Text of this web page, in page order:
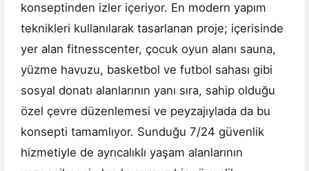
konseptinden izler içeriyor. En modern yapım
teknikleri kullanılarak tasarlanan proje; içerisinde
yer alan fitnesscenter, çocuk oyun alanı sauna,
yüzme havuzu, basketbol ve futbol sahası gibi
sosyal donatı alanlarının yanı sıra, sahip olduğu
özel çevre düzenlemesi ve peyzajıylada da bu
konsepti tamamlıyor. Sunduğu 7/24 güvenlik
hizmetiyle de ayrıcalıklı yaşam alanlarının